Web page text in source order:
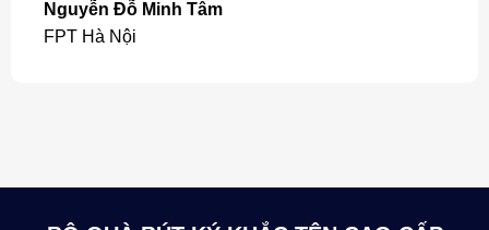
Nguyễn Đỗ Minh Tâm
FPT Hà Nội